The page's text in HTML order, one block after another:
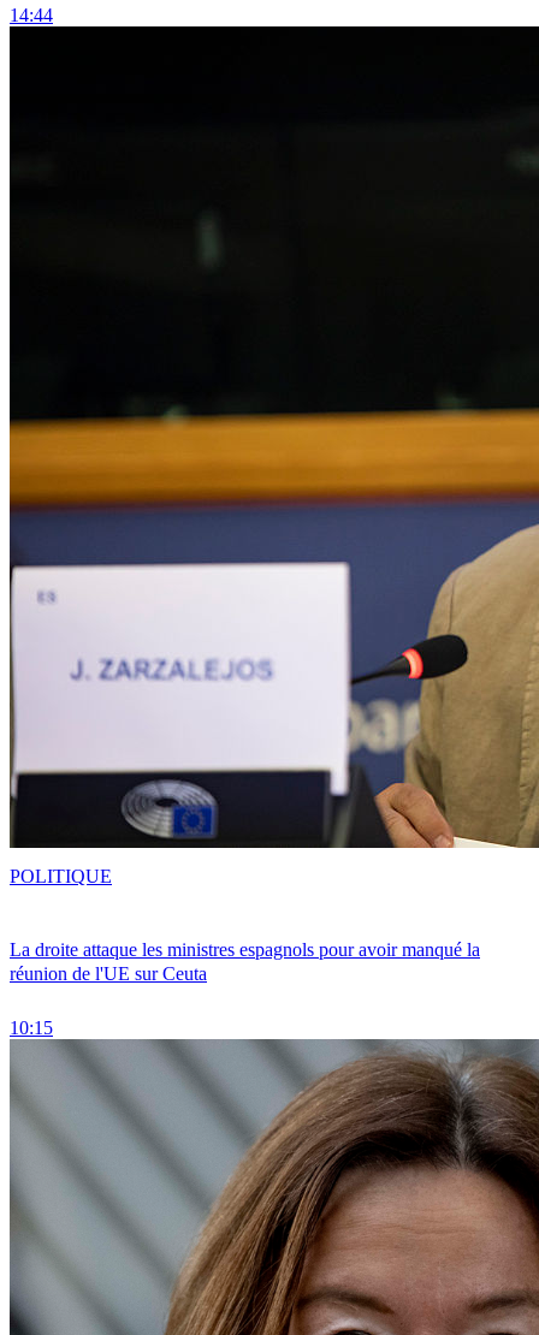
14:44
La droite attaque les ministres espagnols pour avoir manqué la
réunion de l'UE sur Ceuta
10:15
POLITIQUE